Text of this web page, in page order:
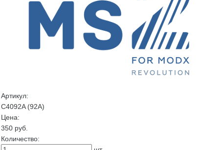
Артикул:
C4092A (92A)
Цена:
350 руб.
Количество: